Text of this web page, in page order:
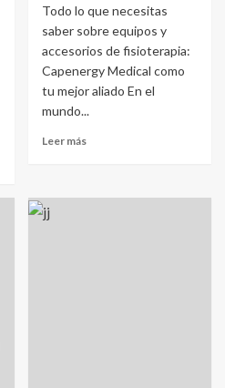
Todo lo que necesitas
saber sobre equipos y
accesorios de fisioterapia:
Capenergy Medical como
tu mejor aliado En el
mundo...
Leer más